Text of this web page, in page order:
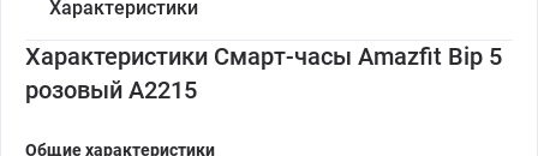
Характеристики
Характеристики Смарт-часы Amazfit Bip 5
розовый A2215
Общие характеристики